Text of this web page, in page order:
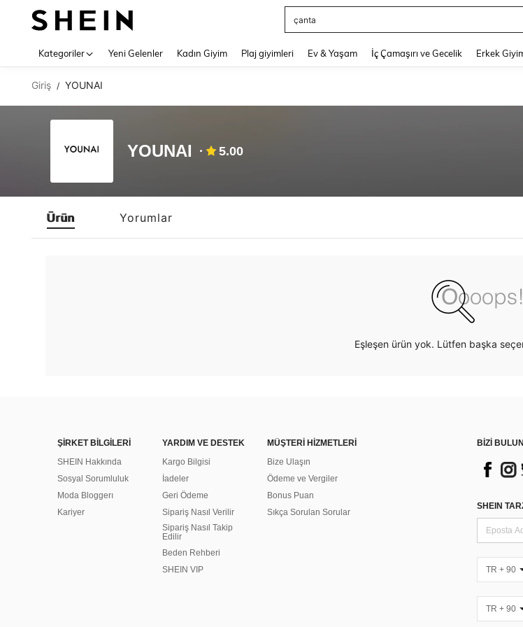
çanta
Kategoriler Yeni Gelenler Kadın Giyim Plaj giyimleri Ev & Yaşam İç Çamaşırı ve Gecelik Erkek
Giriş / YOUNAI
YOUNAI 5.00
Ürün Yorumlar
Eşleşen ürün yok. Lütfen başka
ŞİRKET BİLGİLERİ
SHEIN Hakkında
Sosyal Sorumluluk
Moda Bloggerı
Kariyer
YARDIM VE DESTEK
Kargo Bilgisi
İadeler
Geri Ödeme
Sipariş Nasıl Verilir
Sipariş Nasıl Takip
Edilir
Beden Rehberi
SHEIN VIP
MÜŞTERİ HİZMETLERİ
Bize Ulaşın
Ödeme ve Vergiler
Bonus Puan
Sıkça Sorulan Sorular
BİZİ BULUN
SHEIN
TR + 90
TR + 90